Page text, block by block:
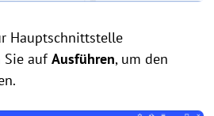
Hauptschnittstelle
Sie aufAusführen, um den